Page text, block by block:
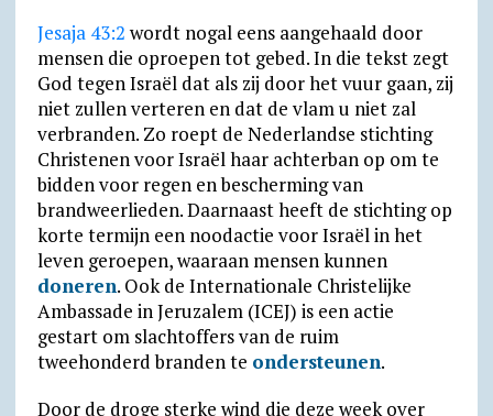
Jesaja 43:2 wordt nogal eens aangehaald door
mensen die oproepen tot gebed. In die tekst zegt
God tegen Israël dat als zij door het vuur gaan, zij
niet zullen verteren en dat de vlam u niet zal
verbranden. Zo roept de Nederlandse stichting
Christenen voor Israël haar achterban op om te
bidden voor regen en bescherming van
brandweerlieden. Daarnaast heeft de stichting op
korte termijn een noodactie voor Israël in het
leven geroepen, waaraan mensen kunnen
doneren. Ook de Internationale Christelijke
Ambassade in Jeruzalem (ICEJ) is een actie
gestart om slachtoffers van de ruim
tweehonderd branden te ondersteunen.
Door de droge sterke wind die deze week over